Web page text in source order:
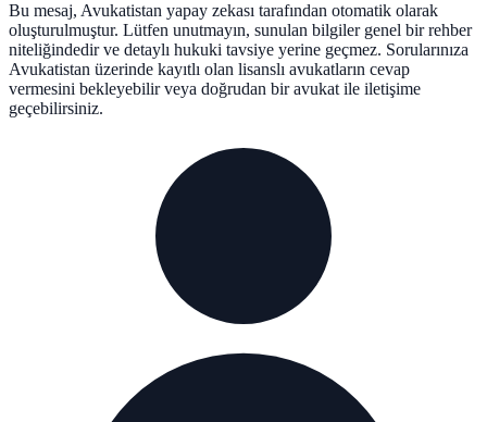
Bu mesaj, Avukatistan yapay zekası tarafından otomatik olarak
oluşturulmuştur. Lütfen unutmayın, sunulan bilgiler genel bir rehber
niteliğindedir ve detaylı hukuki tavsiye yerine geçmez. Sorularınıza
Avukatistan üzerinde kayıtlı olan lisanslı avukatların cevap
vermesini bekleyebilir veya doğrudan bir avukat ile iletişime
geçebilirsiniz.